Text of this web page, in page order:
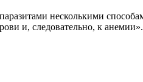
и, следовательно, к анемии».